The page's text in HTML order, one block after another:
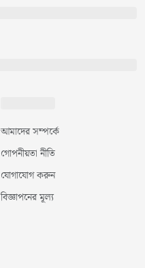
আমাদের সম্পর্কে
গোপনীয়তা নীতি
যোগাযোগ করুন
বিজ্ঞাপনের মূল্য